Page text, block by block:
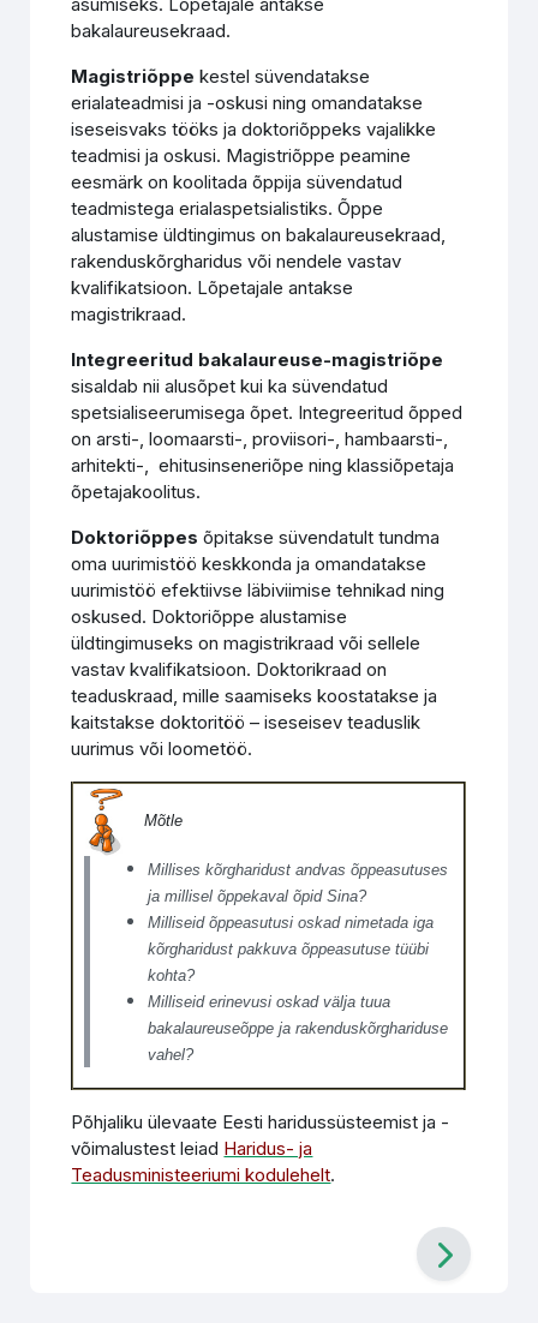
bakalaureusekraad.
Magistriõppe kestel süvendatakse
erialateadmisi ja -oskusi ning omandatakse
iseseisvaks tööks ja doktoriõppeks vajalikke
teadmisi ja oskusi. Magistriõppe peamine
eesmärk on koolitada õppija süvendatud
teadmistega erialaspetsialistiks. Õppe
alustamise üldtingimus on bakalaureusekraad,
rakenduskõrgharidus või nendele vastav
kvalifikatsioon. Lõpetajale antakse
magistrikraad.
Integreeritud bakalaureuse-magistriõpe
sisaldab nii alusõpet kui ka süvendatud
spetsialiseerumisega õpet. Integreeritud õpped
on arsti-, loomaarsti-, proviisori-, hambaarsti-,
arhitekti-, ehitusinseneriõpe ning klassiõpetaja
õpetajakoolitus.
Doktoriõppes õpitakse süvendatult tundma
oma uurimistöö keskkonda ja omandatakse
uurimistöö efektiivse läbiviimise tehnikad ning
oskused. Doktoriõppe alustamise
üldtingimuseks on magistrikraad või sellele
vastav kvalifikatsioon. Doktorikraad on
teaduskraad, mille saamiseks koostatakse ja
kaitstakse doktoritöö – iseseisev teaduslik
uurimus või loometöö.
Mõtle
Millises kõrgharidust andvas õppeasutuses
ja millisel õppekaval õpid Sina?
Milliseid õppeasutusi oskad nimetada iga
kõrgharidust pakkuva õppeasutuse tüübi
kohta?
Milliseid erinevusi oskad välja tuua
bakalaureuseõppe ja rakenduskõrghariduse
vahel?
Põhjaliku ülevaate Eesti haridussüsteemist ja -
võimalustest leiad Haridus- ja
Teadusministeeriumi kodulehelt.